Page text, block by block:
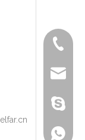
+86-
+86-